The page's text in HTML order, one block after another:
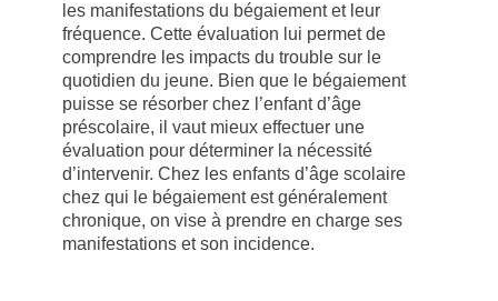
les manifestations du bégaiement et leur
fréquence. Cette évaluation lui permet de
comprendre les impacts du trouble sur le
quotidien du jeune. Bien que le bégaiement
puisse se résorber chez l’enfant d’âge
préscolaire, il vaut mieux effectuer une
évaluation pour déterminer la nécessité
d’intervenir. Chez les enfants d’âge scolaire
chez qui le bégaiement est généralement
chronique, on vise à prendre en charge ses
manifestations et son incidence.